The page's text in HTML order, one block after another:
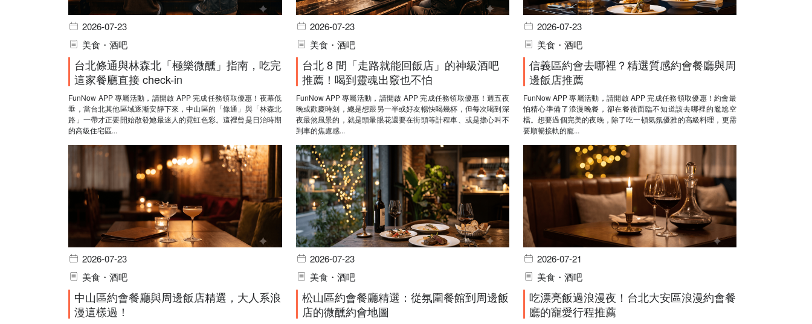
2026-07-23
美食・酒吧
台北條通與林森北「極樂微醺」指南，吃完
這家餐廳直接 check-in
FunNow APP 專屬活動，請開啟 APP 完成任務領取優惠！夜幕低
垂，當台北其他區域逐漸安靜下來，中山區的「條通」與「林森北
路」一帶才正要開始散發她最迷人的霓虹色彩。這裡曾是日治時期
的高級住宅區...
2026-07-23
美食・酒吧
台北 8 間「走路就能回飯店」的神級酒吧
推薦！喝到靈魂出竅也不怕
FunNow APP 專屬活動，請開啟 APP 完成任務領取優惠！週五夜
晚或歡慶時刻，總是想跟另一半或好友暢快喝幾杯，但每次喝到深
夜最煞風景的，就是頭暈眼花還要在街頭等計程車、或是擔心叫不
到車的焦慮感...
2026-07-23
美食・酒吧
信義區約會去哪裡？精選質感約會餐廳與周
邊飯店推薦
FunNow APP 專屬活動，請開啟 APP 完成任務領取優惠！約會最
怕精心準備了浪漫晚餐，卻在餐後面臨不知道該去哪裡的尷尬空
檔。想要過個完美的夜晚，除了吃一頓氣氛優雅的高級料理，更需
要順暢接軌的寵...
2026-07-23
美食・酒吧
中山區約會餐廳與周邊飯店精選，大人系浪
漫這樣過！
2026-07-23
美食・酒吧
松山區約會餐廳精選：從氛圍餐館到周邊飯
店的微醺約會地圖
2026-07-21
美食・酒吧
吃漂亮飯過浪漫夜！台北大安區浪漫約會餐
廳的寵愛行程推薦